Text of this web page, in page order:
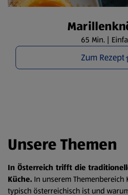
65 Min. |
Zum Rezept
Unsere Themen
In Österreich trifft die
Küche. In unserem Themenbereich
typisch österreichisch ist und